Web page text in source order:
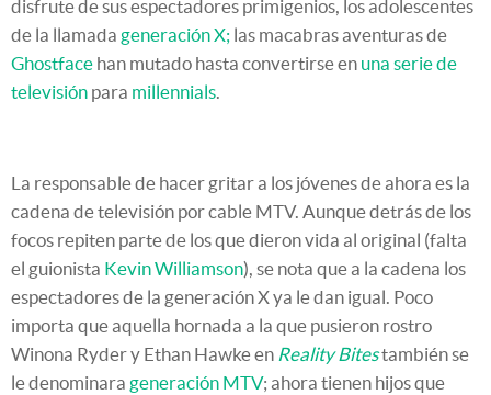
disfrute de sus espectadores primigenios, los adolescentes
de la llamada generación X; las macabras aventuras de
Ghostface han mutado hasta convertirse en una serie de
televisión para millennials.
La responsable de hacer gritar a los jóvenes de ahora es la
cadena de televisión por cable MTV. Aunque detrás de los
focos repiten parte de los que dieron vida al original (falta
el guionista Kevin Williamson), se nota que a la cadena los
espectadores de la generación X ya le dan igual. Poco
importa que aquella hornada a la que pusieron rostro
Winona Ryder y Ethan Hawke en Reality Bitestambién se
le denominara generación MTV; ahora tienen hijos que